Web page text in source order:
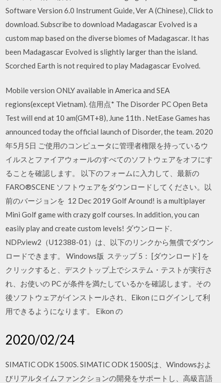
Software Version 6.0 Instrument Guide, Ver A (Chinese), Click to
download. Subscribe to download Madagascar Evolved is a
custom map based on the diverse biomes of Madagascar. It has
been Madagascar Evolved is slightly larger than the island.
Scorched Earth is not required to play Madagascar Evolved.
Mobile version ONLY available in America and SEA
regions(except Vietnam). 信用点* The Disorder PC Open Beta
Test will end at 10 am(GMT+8), June 11th . NetEase Games has
announced today the official launch of Disorder, the team. 2020
年5月5日 ご使用のコンピュータに管理者権限を持っているウ
イルスとファイアウォールのすべてのソフトウェアをオフにす
ることを確認します。 以下のフォームに入力して、最新の
FARO®SCENE ソフトウェアをダウンロードしてください。以
前のバージョンを 12 Dec 2019 Golf Around! is a multiplayer
Mini Golf game with crazy golf courses. In addition, you can
easily play and create custom levels! ダウンロード.
NDP.view2（U12388-01）は、以下のリンクから無償でダウン
ロードできます。 Windows版 ステップ 5： [ダウンロード] を
クリックすると、デスクトップ上でシステム・テストが実行さ
れ、お使いの PC が条件を満たしているかを確認します。その
後ソフトウェアがインストールされ、Eikon にログインして利
用できるようになります。 Eikon の
2020/02/24
SIMATIC ODK 1500S. SIMATIC ODK 1500Sは、Windowsおよ
びリアルタイムファンクションの開発をサポートし、高級言語